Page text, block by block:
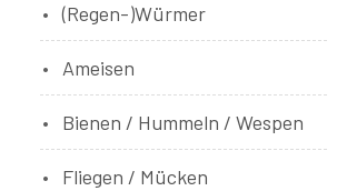
(Regen-)Würmer
Ameisen
Bienen / Hummeln / Wespen
Fliegen / Mücken